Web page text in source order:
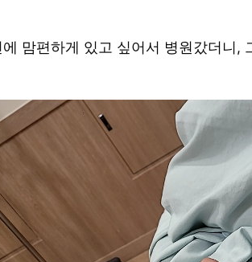
맘편하게 있고 싶어서 병원갔더니,